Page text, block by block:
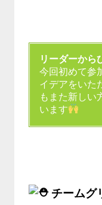
リーダーから
今回初めて参
イデアをいた
もまた新しい
います
チームグ